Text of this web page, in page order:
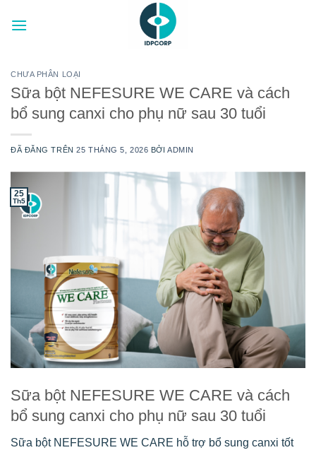
đến
CHƯA PHÂN LOẠI
Sữa bột NEFESURE WE CARE và cách
bổ sung canxi cho phụ nữ sau 30 tuổi
ĐÃ ĐĂNG TRÊN25 THÁNG 5, 2026 BỞIADMIN
25
Th5
Sữa bột NEFESURE WE CARE và cách
bổ sung canxi cho phụ nữ sau 30 tuổi
Sữa bột NEFESURE WE CARE hỗ trợ bổ sung canxi tốt